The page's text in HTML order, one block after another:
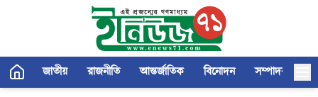
জাতীয় রাজনীতি আন্তর্জাতিক বিনোদন সম্পাদকীয়